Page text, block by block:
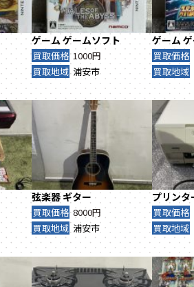
ゲームゲームソフト
買取価格 1000円
買取地域 浦安市
ゲーム
買取価格
買取地域
弦楽器 ギター
買取価格 8000円
買取地域 浦安市
プリンタ
買取価格
買取地域